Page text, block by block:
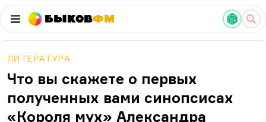
БыковФМ
ЛИТЕРАТУРА
Что вы скажете о первых
полученных вами синопсисах
«Короля мух» Александра